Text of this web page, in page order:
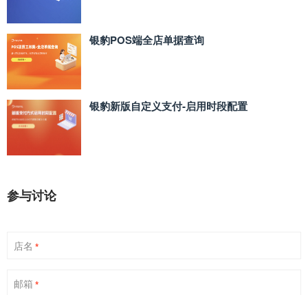
银豹POS端全店单据查询
银豹新版自定义支付‑启用时段配置
参与讨论
店名 *
邮箱 *